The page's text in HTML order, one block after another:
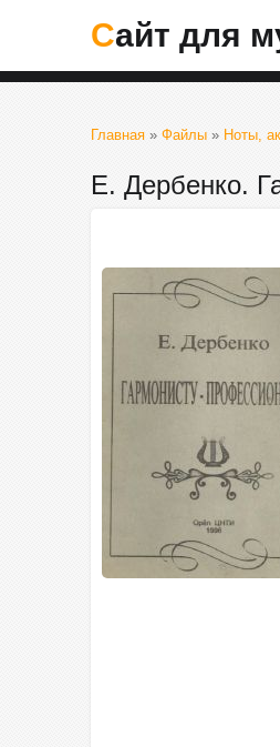
Сайт для
Главная » Файлы » Ноты,
Е. Дербенко.